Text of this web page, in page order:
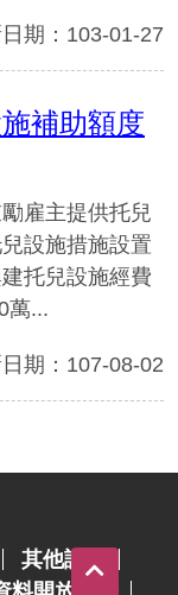
期：103-01-27
補助額度
雇主提供托兒
設施措施設置
托兒設施經費
萬...
期：107-08-02
其他訊息